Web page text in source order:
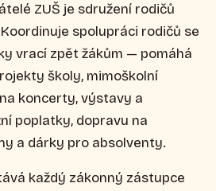
ZUŠ je sdružení rodičů
spolupráci rodičů se
vrací zpět žákům — pomáhá
školy, mimoškolní
koncerty, výstavy a
poplatky, dopravu na
a dárky pro absolventy.
každý zákonný zástupce